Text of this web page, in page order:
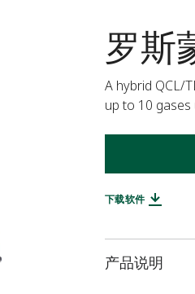
罗斯
A hybrid QCL/
up to 10
下载软件
产品说明